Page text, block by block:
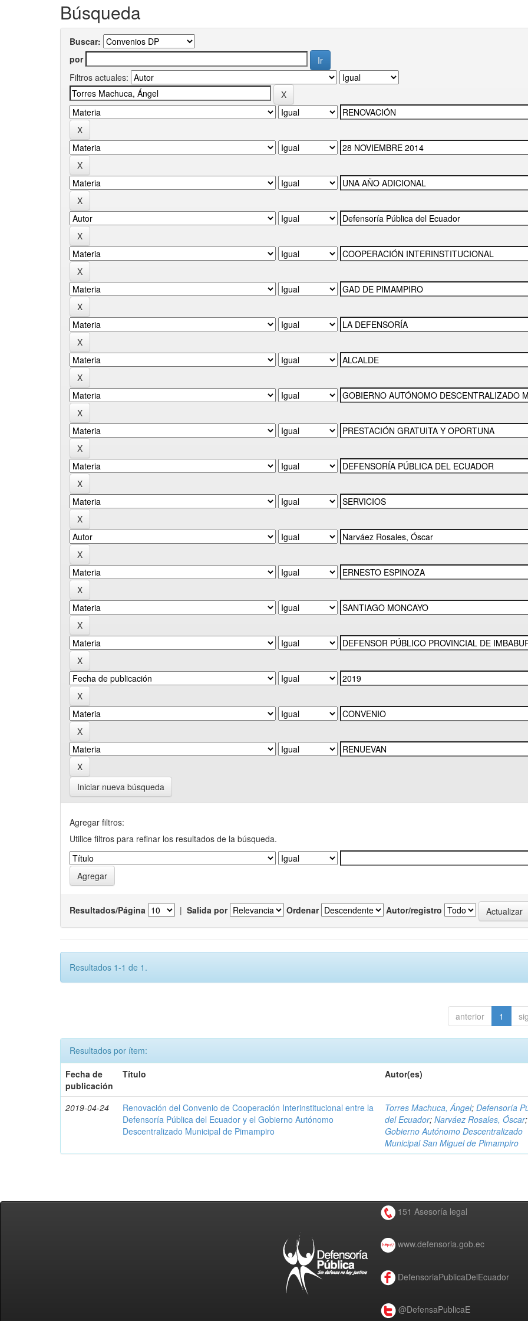
Búsqueda
Buscar:
por
Filtros actuales:
Iniciar nueva búsqueda
Agregar filtros:
Utilice filtros para refinar los resultados de la búsqueda.
Resultados/Página | Salida por Ordenar Autor/registro
Resultados 1-1 de 1.
anterior 1
Resultados por ítem:
Fecha de
publicación
Título Autor(es)
2019-04-24
Renovación del Convenio de Cooperación Interinstitucional entre la
Defensoría Pública del Ecuador y el Gobierno Autónomo
Descentralizado Municipal de Pimampiro
Torres Machuca, Ángel;Defensoría
del Ecuador;Narváez Rosales, Óscar;
Gobierno Autónomo Descentralizado
Municipal San Miguel de Pimampiro
151 Asesoría legal
www.defensoria.gob.ec
DefensoriaPublicaDelEcuador
@DefensaPublicaE